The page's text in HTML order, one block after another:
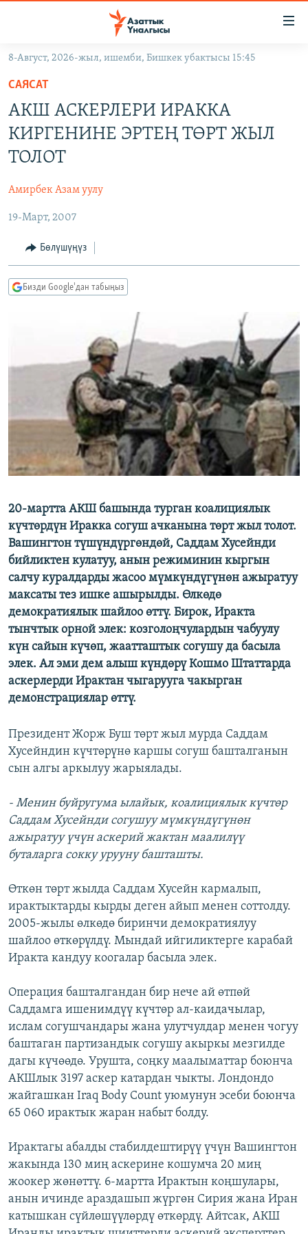
Навигацияга
өтүңүз
Издөөгө
салыңыз
САЯСАТ
МАДАНИЯТ
ДҮЙНӨ
УКРАИНА
ТВ ПРОГРАММАЛАР
БҮГҮН АЗАТТЫКТА
ЭКСПЕРТТЕР ТАЛДАЙТ
ДАНИСТЕ
ЫҢГАЙСЫЗ СУРООЛОР
ПОДКАСТ
ӨЗГӨЧӨ ПИКИР
Русский
ЭЕ/АРнун бардык сайттары
8-Август, 2026-жыл, ишемби, Бишкек убактысы 15:45
САЯСАТ
АКШ АСКЕРЛЕРИ ИРАККА
КИРГЕНИНЕ ЭРТЕҢ ТӨРТ ЖЫЛ
ТОЛОТ
Амирбек Азам уулу
19-Март, 2007
Бөлүшүңүз
Бизди Google'дан табыңыз
20-мартта АКШ башында турган коалициялык
күчтөрдүн Иракка согуш ачканына төрт жыл толот.
Вашингтон түшүндүргөндөй, Саддам Хусейнди
бийликтен кулатуу, анын режиминин кыргын
салчу куралдарды жасоо мүмкүндүгүнөн ажыратуу
максаты тез ишке ашырылды. Өлкөдө
демократиялык шайлоо өттү. Бирок, Иракта
тынчтык орной элек: козголоңчулардын чабуулу
күн сайын күчөп, жаатташтык согушу да басыла
элек. Ал эми дем алыш күндөрү Кошмо Штаттарда
аскерлерди Ирактан чыгарууга чакырган
демонстрациялар өттү.
Президент Жорж Буш төрт жыл мурда Саддам
Хусейндин күчтөрүнө каршы согуш башталганын
сын алгы аркылуу жарыялады.
- Менин буйругума ылайык, коалициялык күчтөр
Саддам Хусейнди согушуу мүмкүндүгүнөн
ажыратуу үчүн аскерий жактан маалилүү
буталарга сокку урууну башташты.
Өткөн төрт жылда Саддам Хусейн кармалып,
ирактыктарды кырды деген айып менен соттолду.
2005-жылы өлкөдө биринчи демократиялуу
шайлоо өткөрүлдү. Мындай ийгиликтерге карабай
Иракта кандуу коогалар басыла элек.
Операция башталгандан бир нече ай өтпөй
Саддамга ишенимдүү күчтөр ал-каидачылар,
ислам согушчандары жана улутчулдар менен чогуу
баштаган партизандык согушу акыркы мезгилде
дагы күчөөдө. Урушта, соңку маалыматтар боюнча
АКШлык 3197 аскер катардан чыкты. Лондондо
жайгашкан Iraq Body Count уюмунун эсеби боюнча
65 060 ирактык жаран набыт болду.
Ирактагы абалды стабилдештирүү үчүн Вашингтон
жакында 130 миң аскерине кошумча 20 миң
жоокер жөнөттү. 6-мартта Ирактын коңшулары,
анын ичинде араздашып жүргөн Сирия жана Иран
катышкан сүйлөшүүлөрдү өткөрдү. Айтсак, АКШ